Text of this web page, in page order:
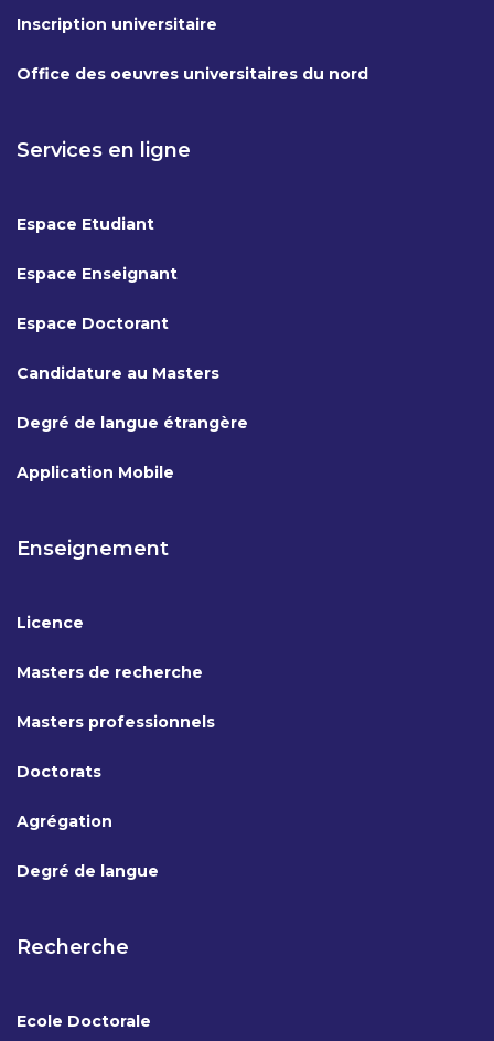
Inscription universitaire
Office des oeuvres universitaires du nord
Services en ligne
Espace Etudiant
Espace Enseignant
Espace Doctorant
Candidature au Masters
Degré de langue étrangère
Application Mobile
Enseignement
Licence
Masters de recherche
Masters professionnels
Doctorats
Agrégation
Degré de langue
Recherche
Ecole Doctorale